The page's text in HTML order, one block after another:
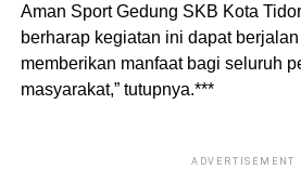
Aman Sport Gedung SKB Kota
berharap kegiatan ini dapat
memberikan manfaat bagi seluruh
masyarakat,” tutupnya.***
ADVERTISEMENT